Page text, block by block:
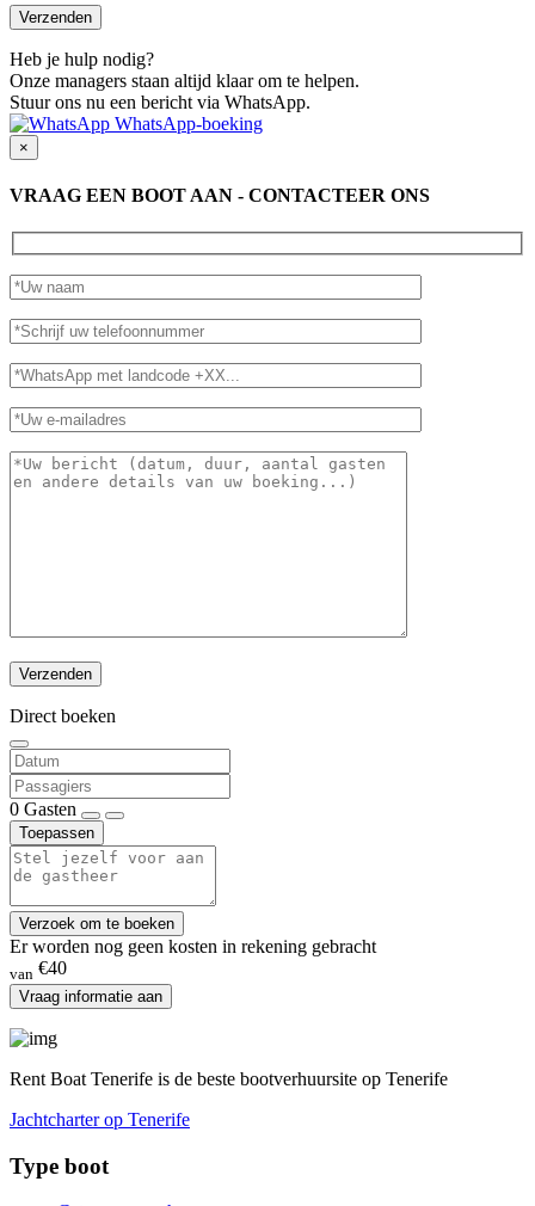
Heb je hulp nodig?
Onze managers staan altijd klaar om te helpen.
Stuur ons nu een bericht via WhatsApp.
WhatsApp-boeking
×
VRAAG EEN BOOT AAN - CONTACTEER ONS
Direct boeken
0 Gasten
Toepassen
Verzoek om te boeken
Er worden nog geen kosten in rekening gebracht
van €40
Vraag informatie aan
Rent Boat Tenerife is de beste bootverhuursite op Tenerife
Jachtcharter op Tenerife
Type boot